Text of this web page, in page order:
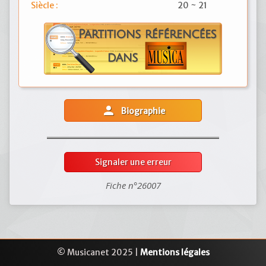
Siècle : 20 ~ 21
person Biographie
Signaler une erreur
Fiche n°26007
© Musicanet 2025 | Mentions légales